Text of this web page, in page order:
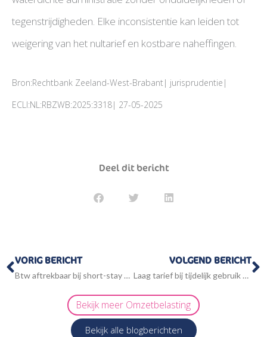
tegenstrijdigheden. Elke inconsistentie kan leiden tot
weigering van het nultarief en kostbare naheffingen.
Bron:Rechtbank Zeeland-West-Brabant| jurisprudentie|
ECLI:NL:RBZWB:2025:3318| 27-05-2025
Deel dit bericht
Vorige
VORIG BERICHT
Btw aftrekbaar bij short-stay verhuur appartementen
VOLGEND BERICHT
Laag tarief bij tijdelijk gebruik van meer dan zes maanden
Bekijk meer Omzetbelasting
Bekijk alle blogberichten